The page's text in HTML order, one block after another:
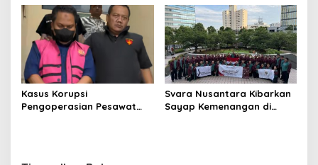
kepada pelajar UPTD SMPN
23
Mitra Binaan dengan
Sentuhan Kemanusiaan dan
Keberlanjutan
Kasus Korupsi
Pengoperasian Pesawat
Svara Nusantara Kibarkan
Sayap Kemenangan di